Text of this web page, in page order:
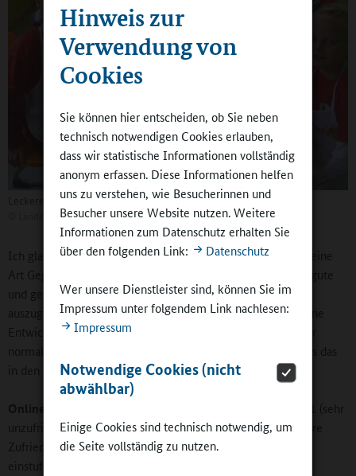
Hinweis zur
Verwendung von
Cookies
Sie können hier entscheiden, ob Sie neben
technisch notwendigen Cookies erlauben,
dass wir statistische Informationen vollständig
anonym erfassen. Diese Informationen helfen
uns zu verstehen, wie Besucherinnen und
Besucher unsere Website nutzen. Weitere
Informationen zum Datenschutz erhalten Sie
über den folgenden Link:
Datenschutz
Wer unsere Dienstleister sind, können Sie im
Impressum unter folgendem Link nachlesen:
Impressum
Notwendige Cookies (nicht
abwählbar)
Einige Cookies sind technisch notwendig, um
die Seite vollständig zu nutzen.
Leckeres Essen macht Kindern Freude
Landesvereinigung für Gesundheit Sachsen-Anhalt e.V.
Ich glaube, im Moment gibt es glücklicherweise wieder so eine
Art Gegenentwicklung, einen Trend zur Wertschätzung für gute
und gesunde Ernährung und zur Bereitschaft, etwas mehr
auszugeben. In der Außerhaus-Verpflegung spürt man so eine
Entwicklung aber als erstes in der hochwertigen, dann in der
normalen Gastronomie, später auch im Fastfood-Bereich. Bis das
in den Schulen ankommt, ist es ein langer Weg.
Online-Redaktion
: Wenn es eine Zufriedenheitsskala von 1 (sehr
unzufrieden) bis 10 (sehr zufrieden) gäbe, wo würden Sie Ihre
Zufriedenheit mit der Schulverpflegung in Sachsen-Anhalt
einstufen?